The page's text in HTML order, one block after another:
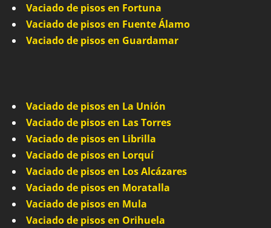
Vaciado de pisos en Fortuna
Vaciado de pisos en Fuente Álamo
Vaciado de pisos en Guardamar
Vaciado de pisos en La Unión
Vaciado de pisos en Las Torres
Vaciado de pisos en Librilla
Vaciado de pisos en Lorquí
Vaciado de pisos en Los Alcázares
Vaciado de pisos en Moratalla
Vaciado de pisos en Mula
Vaciado de pisos en Orihuela